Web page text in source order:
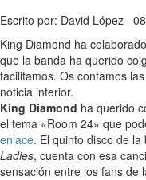
Escrito por: David López
King Diamond ha
que la banda ha querido
facilitamos. Os contamos
noticia interior.
King Diamond ha querido
el tema «Room 24» que
enlace. El quinto disco de la
Ladies, cuenta con esa
sensación entre los fans de